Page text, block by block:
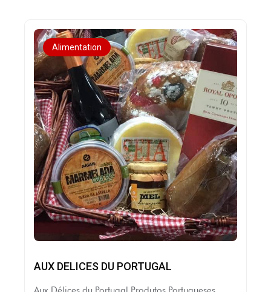
Alimentation
AUX DELICES DU PORTUGAL